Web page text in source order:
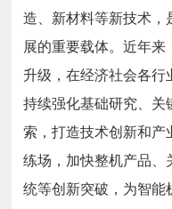
造、新材料等新技术，
展的重要载体。近年来
升级，在经济社会各行
持续强化基础研究、关
索，打造技术创新和产
练场，加快整机产品、
统等创新突破，为智能